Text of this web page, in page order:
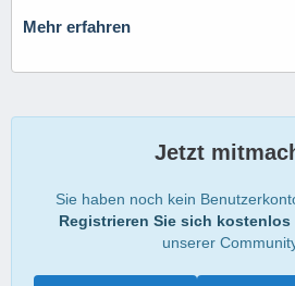
Mehr erfahren
Jetzt
Sie haben noch kein
Registrieren Sie sich kostenlos
unserer